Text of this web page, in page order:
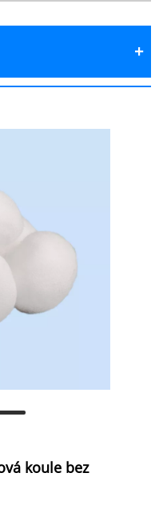
koule bez